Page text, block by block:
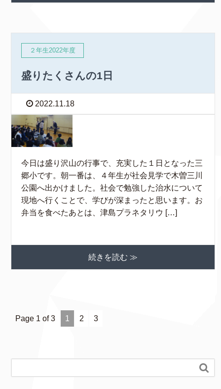
２年生2022年度
盛りたくさんの1日
2022.11.18
今日は盛り沢山の行事で、充実した１日となった三
郷小です。朝一番は、４年生が社会見学で木曽三川
公園へ出かけました。社会で勉強した治水について
現地へ行くことで、学びが深まったと思います。お
弁当を食べたあとは、津島プラネタリウ […]
続きを読む ≫
Page 1 of 3 1 2 3
